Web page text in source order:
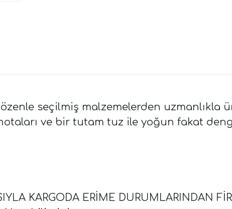
seçilmiş malzemelerden uzmanlıkla
ve bir tutam tuz ile yoğun fakat
KARGODA ERİME DURUMLARINDAN